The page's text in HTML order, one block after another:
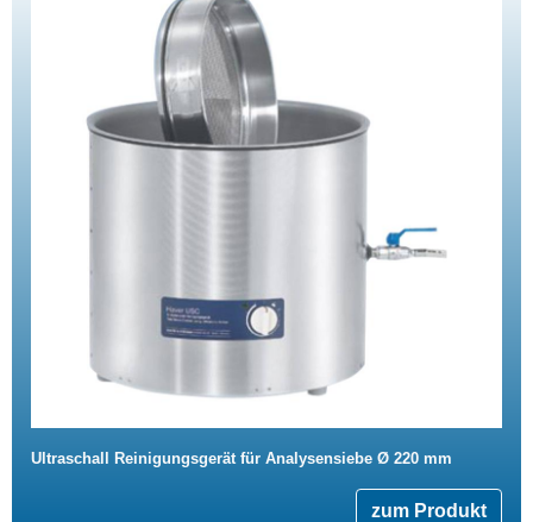
Ultraschall Reinigungsgerät für Analysensiebe Ø 220 mm
zum Produkt